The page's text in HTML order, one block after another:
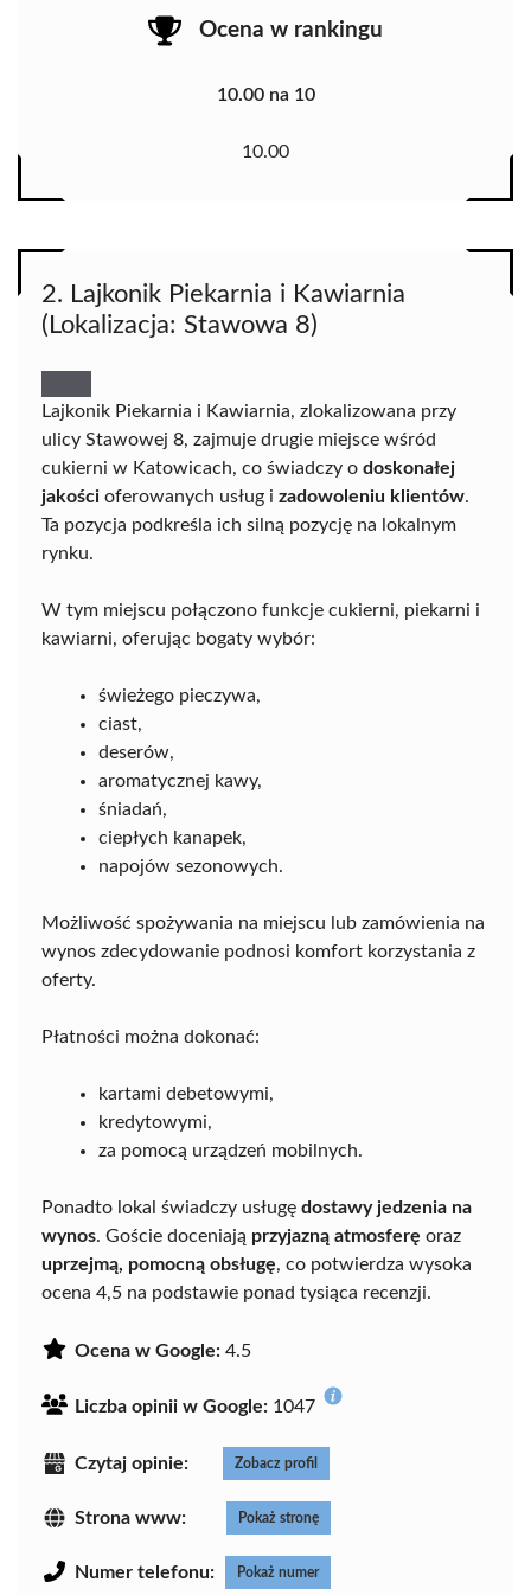
Ocena w rankingu
10.00 na 10
10.00
2. Lajkonik Piekarnia i Kawiarnia
(Lokalizacja: Stawowa 8)
Lajkonik Piekarnia i Kawiarnia, zlokalizowana przy
ulicy Stawowej 8, zajmuje drugie miejsce wśród
cukierni w Katowicach, co świadczy o doskonałej
jakości oferowanych usług i zadowoleniu klientów.
Ta pozycja podkreśla ich silną pozycję na lokalnym
rynku.
W tym miejscu połączono funkcje cukierni, piekarni i
kawiarni, oferując bogaty wybór:
świeżego pieczywa,
ciast,
deserów,
aromatycznej kawy,
śniadań,
ciepłych kanapek,
napojów sezonowych.
Możliwość spożywania na miejscu lub zamówienia na
wynos zdecydowanie podnosi komfort korzystania z
oferty.
Płatności można dokonać:
kartami debetowymi,
kredytowymi,
za pomocą urządzeń mobilnych.
Ponadto lokal świadczy usługę dostawy jedzenia na
wynos. Goście doceniają przyjazną atmosferę oraz
uprzejmą, pomocną obsługę, co potwierdza wysoka
ocena 4,5 na podstawie ponad tysiąca recenzji.
Ocena w Google: 4.5
Liczba opinii w Google: 1047
Czytaj opinie: Zobacz profil
Strona www: Pokaż stronę
Numer telefonu: Pokaż numer